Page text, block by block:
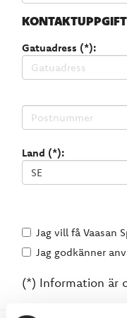
Gatuadress (*):
Land (*):
Jag vill få Vaasan
Jag godkänner
(*) Information är